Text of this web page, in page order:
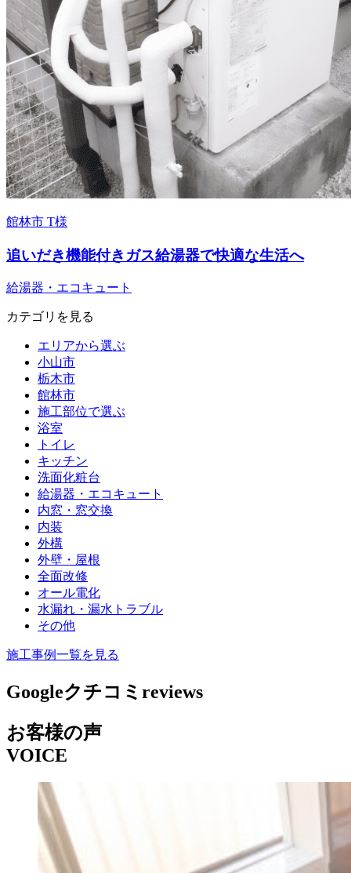
館林市 T様
追いだき機能付きガス給湯器で快適な生活へ
給湯器・エコキュート
カテゴリを見る
エリアから選ぶ
小山市
栃木市
館林市
施工部位で選ぶ
浴室
トイレ
キッチン
洗面化粧台
給湯器・エコキュート
内窓・窓交換
内装
外構
外壁・屋根
全面改修
オール電化
水漏れ・漏水トラブル
その他
施工事例一覧を見る
Googleクチコミ reviews
お客様の声
VOICE